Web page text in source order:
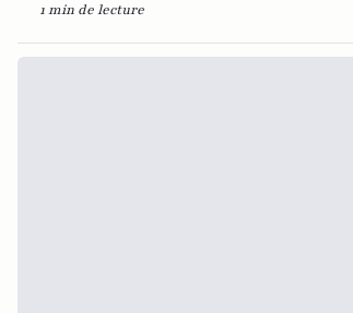
1 min de lecture